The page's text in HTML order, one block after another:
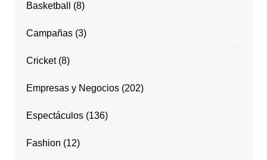
Basketball (8)
Campañas(3)
Cricket(8)
Empresas y Negocios(202)
Espectáculos(136)
Fashion (12)